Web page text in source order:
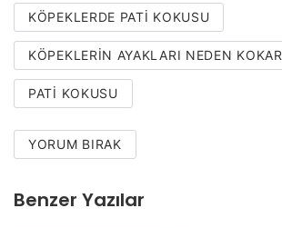
KÖPEKLERDE PATI KOKUSU
KÖPEKLERIN AYAKLARI NEDEN KOKAR
PATI KOKUSU
YORUM BIRAK
Benzer Yazılar